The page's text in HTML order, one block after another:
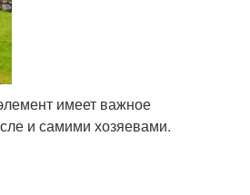
имеет важное
и самими хозяевами.